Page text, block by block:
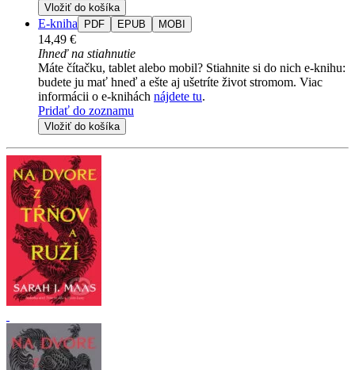
Vložiť do košíka
E-kniha PDF EPUB MOBI
14,49 €
Ihneď na stiahnutie
Máte čítačku, tablet alebo mobil? Stiahnite si do nich e-knihu:
budete ju mať hneď a ešte aj ušetríte život stromom. Viac
informácii o e-knihách nájdete tu.
Pridať do zoznamu
Vložiť do košíka